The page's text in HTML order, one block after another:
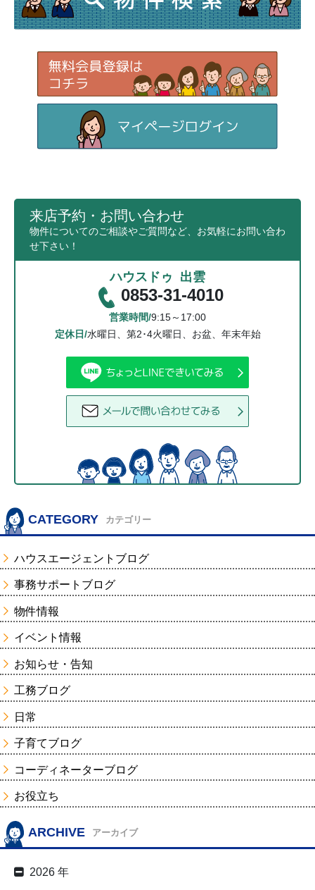
来店予約・お問い合わせ
物件についてのご相談やご質問など、お気軽にお問い合わ
せ下さい！
ハウスドゥ 出雲
0853-31-4010
営業時間/9:15～17:00
定休日/水曜日、第2･4火曜日、お盆、年末年始
CATEGORY カテゴリー
ハウスエージェントブログ
事務サポートブログ
物件情報
イベント情報
お知らせ・告知
工務ブログ
日常
子育てブログ
コーディネーターブログ
お役立ち
ARCHIVE アーカイブ
2026 年